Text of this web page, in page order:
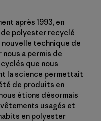
après 1993, en
polyester recyclé
nouvelle technique de
a permis de
que nous
la science permettait
de produits en
étions désormais
usagés et
en polyester